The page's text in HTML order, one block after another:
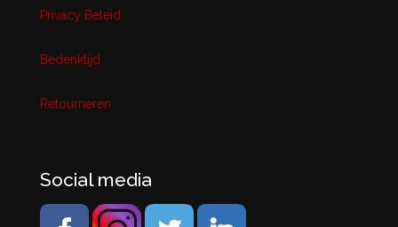
Privacy Beleid
Bedenktijd
Retourneren
Social media